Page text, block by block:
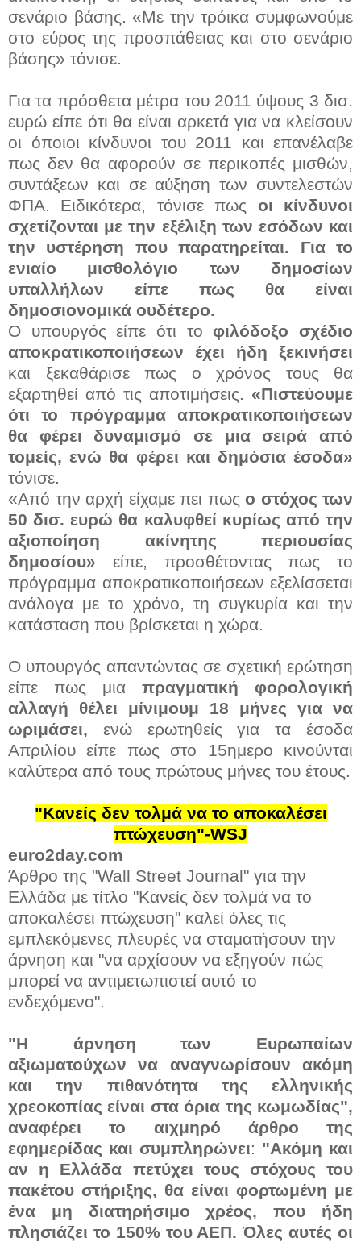
σενάριο βάσης. «Με την τρόικα συμφωνούμε
στο εύρος της προσπάθειας και στο σενάριο
βάσης» τόνισε.
Για τα πρόσθετα μέτρα του 2011 ύψους 3 δισ.
ευρώ είπε ότι θα είναι αρκετά για να κλείσουν
οι όποιοι κίνδυνοι του 2011 και επανέλαβε
πως δεν θα αφορούν σε περικοπές μισθών,
συντάξεων και σε αύξηση των συντελεστών
ΦΠΑ. Ειδικότερα, τόνισε πως οι κίνδυνοι
σχετίζονται με την εξέλιξη των εσόδων και
την υστέρηση που παρατηρείται. Για το
ενιαίο μισθολόγιο των δημοσίων
υπαλλήλων είπε πως θα είναι
δημοσιονομικά ουδέτερο.
Ο υπουργός είπε ότι το φιλόδοξο σχέδιο
αποκρατικοποιήσεων έχει ήδη ξεκινήσει
και ξεκαθάρισε πως ο χρόνος τους θα
εξαρτηθεί από τις αποτιμήσεις. «Πιστεύουμε
ότι το πρόγραμμα αποκρατικοποιήσεων
θα φέρει δυναμισμό σε μια σειρά από
τομείς, ενώ θα φέρει και δημόσια έσοδα»
τόνισε.
«Από την αρχή είχαμε πει πως ο στόχος των
50 δισ. ευρώ θα καλυφθεί κυρίως από την
αξιοποίηση ακίνητης περιουσίας
δημοσίου» είπε, προσθέτοντας πως το
πρόγραμμα αποκρατικοποιήσεων εξελίσσεται
ανάλογα με το χρόνο, τη συγκυρία και την
κατάσταση που βρίσκεται η χώρα.
Ο υπουργός απαντώντας σε σχετική ερώτηση
είπε πως μια πραγματική φορολογική
αλλαγή θέλει μίνιμουμ 18 μήνες για να
ωριμάσει, ενώ ερωτηθείς για τα έσοδα
Απριλίου είπε πως στο 15ημερο κινούνται
καλύτερα από τους πρώτους μήνες του έτους.
"Κανείς δεν τολμά να το αποκαλέσει
πτώχευση"-WSJ
euro2day.com
Άρθρο της "Wall Street Journal" για την
Ελλάδα με τίτλο "Κανείς δεν τολμά να το
αποκαλέσει πτώχευση" καλεί όλες τις
εμπλεκόμενες πλευρές να σταματήσουν την
άρνηση και "να αρχίσουν να εξηγούν πώς
μπορεί να αντιμετωπιστεί αυτό το
ενδεχόμενο".
"Η άρνηση των Ευρωπαίων
αξιωματούχων να αναγνωρίσουν ακόμη
και την πιθανότητα της ελληνικής
χρεοκοπίας είναι στα όρια της κωμωδίας",
αναφέρει το αιχμηρό άρθρο της
εφημερίδας και συμπληρώνει: "Ακόμη και
αν η Ελλάδα πετύχει τους στόχους του
πακέτου στήριξης, θα είναι φορτωμένη με
ένα μη διατηρήσιμο χρέος, που ήδη
πλησιάζει το 150% του ΑΕΠ. Όλες αυτές οι